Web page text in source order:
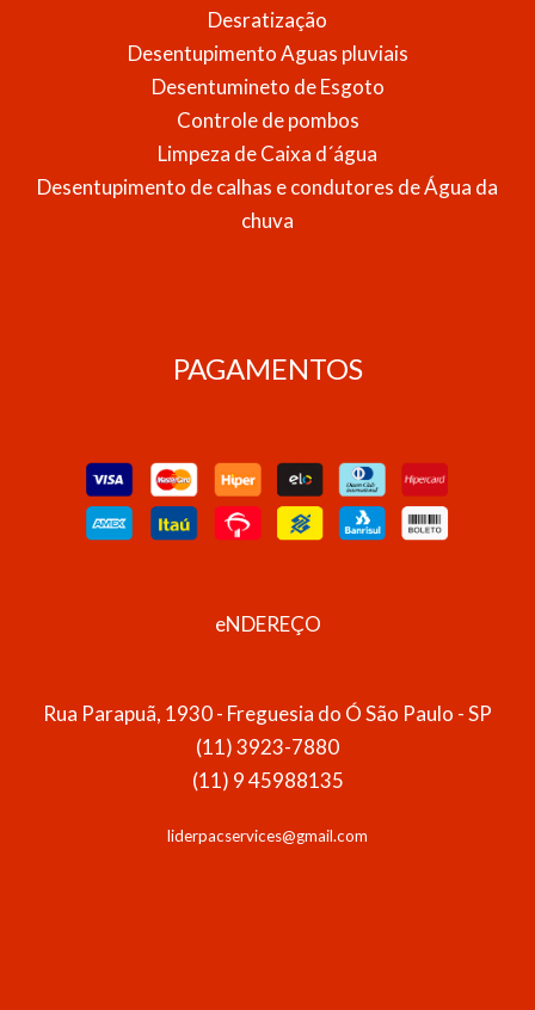
Desratização
Desentupimento Aguas pluviais
Desentumineto de Esgoto
Controle de pombos
Limpeza de Caixa d´água
Desentupimento de calhas e condutores de Água da
chuva
PAGAMENTOS
eNDEREÇO
Rua Parapuã, 1930 - Freguesia do Ó São Paulo - SP
(11) 3923-7880
(11) 9 45988135
liderpacservices@gmail.com